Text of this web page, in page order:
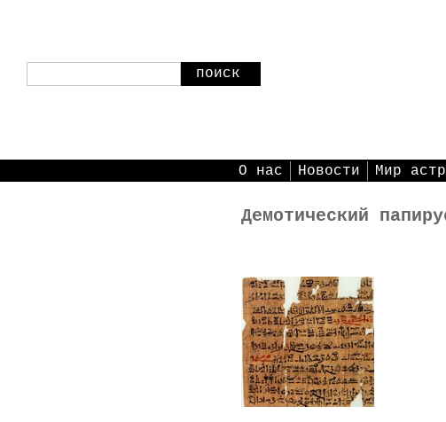
поиск
О нас Новости Мир
Демотический